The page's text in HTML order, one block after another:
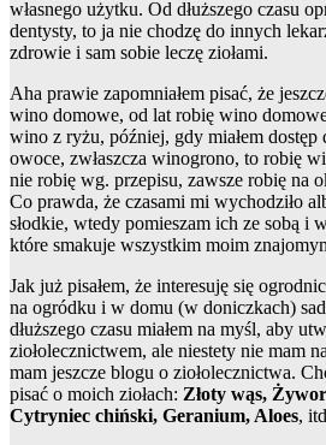
własnego użytku. Od dłuższego czasu
dentysty, to ja nie chodzę do innych
zdrowie i sam sobie leczę ziołami.
Aha prawie zapomniałem pisać, że
wino domowe, od lat robię wino
wino z ryżu, później, gdy miałem dostęp
owoce, zwłaszcza winogrono, to robię
nie robię wg. przepisu, zawsze robię na
Co prawda, że czasami mi wychodziło
słodkie, wtedy pomieszam ich ze sobą i
które smakuje wszystkim moim
Jak już pisałem, że interesuję się
na ogródku i w domu (w doniczkach)
dłuższego czasu miałem na myśl, aby
ziołolecznictwem, ale niestety nie mam
mam jeszcze blogu o ziołolecznictwa.
pisać o moich ziołach: Złoty wąs,
Cytryniec chiński, Geranium, Aloes,